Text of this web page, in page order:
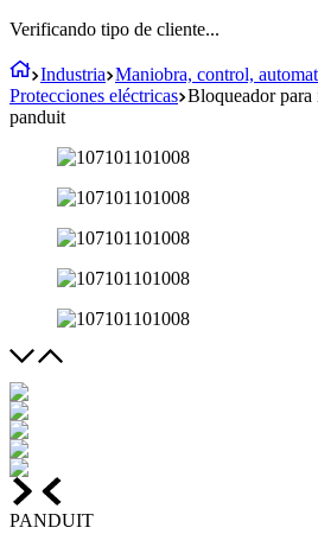
Verificando tipo de cliente...
Industria Maniobra, control,
Protecciones eléctricas Bloqueador para
panduit
PANDUIT